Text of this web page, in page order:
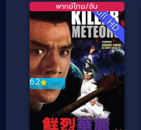
Full HD
6.2
พากย์ไทย/ซับ